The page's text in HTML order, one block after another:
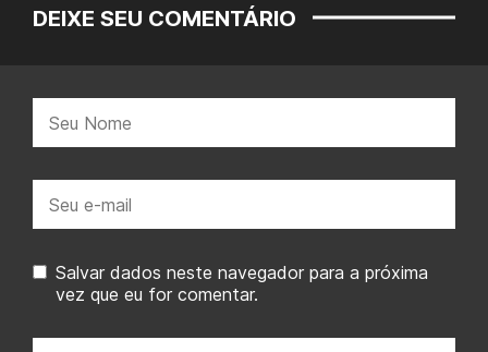
DEIXE SEU COMENTÁRIO
mail:
Salvar dados neste navegador para a próxima
vez que eu for comentar.